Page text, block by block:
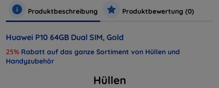
Produktbeschreibung Produktbewertung (0)
Huawei P10 64GB Dual SIM, Gold
25% Rabatt auf das ganze Sortiment von Hüllen und
Handyzubehör
Hüllen